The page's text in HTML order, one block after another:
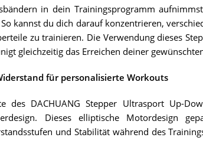
in dein Trainingsprogramm
kannst du dich darauf konzentrieren,
zu trainieren. Die Verwendung dieses
gleichzeitig das Erreichen deiner
für personalisierte Workouts
des DACHUANG Stepper Ultrasport Up-
Dieses elliptische Motordesign
und Stabilität während des